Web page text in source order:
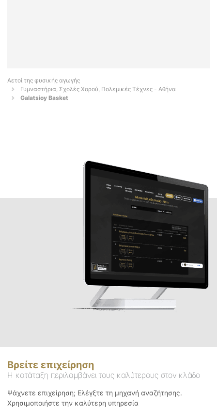
Αετοί της φυσικής αγωγής
Γυμναστήρια, Σχολές Χορού, Πολεμικές Τέχνες - Αθήνα
Galatsioy Basket
Βρείτε επιχείρηση
Η κατάταξη περιλαμβάνει τους καλύτερους στον κλάδο
Ψάχνετε επιχείρηση; Ελέγξτε τη μηχανή αναζήτησης.
Χρησιμοποιήστε την καλύτερη υπηρεσία